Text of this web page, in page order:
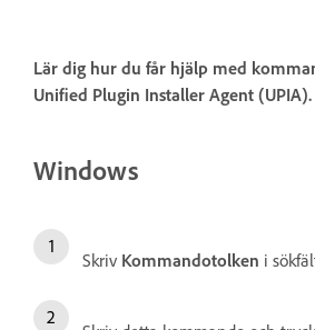
Lär dig hur du får hjälp med
Unified Plugin Installer Agent (UPIA).
Windows
Skriv Kommandotolken i